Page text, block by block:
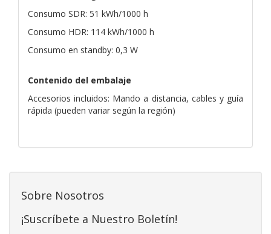
Consumo SDR: 51 kWh/1000 h
Consumo HDR: 114 kWh/1000 h
Consumo en standby: 0,3 W
Contenido del embalaje
Accesorios incluidos: Mando a distancia, cables y guía
rápida (pueden variar según la región)
Sobre Nosotros
¡Suscríbete a Nuestro Boletín!